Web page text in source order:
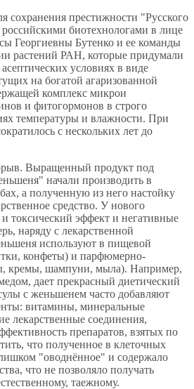
сохранения престижности "Русского
биотехнологами в лице
Георгиевны Бутенко и ее команды
растений РАН, которые придумали
условиях в виде
на богатой агаризованной
комплекс микрои
и фитогормонов в строго
температуры и влажности. При
с нескольких лет до
Выращенный продукт под
начали производить в
а полученную из него настойку
средство. У нового
и токсический эффект и негативные
наряду с лекарственной
используют в пищевой
конфеты) и парфюмерно-
кремы, шампуни, мыла). Например,
дает прекрасный диетический
с женьшенем часто добавляют
витамины, минеральные
лекарственные соединения,
препаратов, взятых по
что полученное в клеточных
"оводнённое" и содержало
что не позволяло получать
таежному.